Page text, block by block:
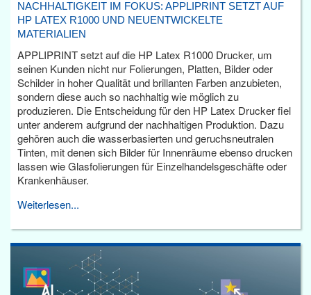
NACHHALTIGKEIT IM FOKUS: APPLIPRINT SETZT AUF
HP LATEX R1000 UND NEUENTWICKELTE
MATERIALIEN
APPLIPRINT setzt auf die HP Latex R1000 Drucker, um
seinen Kunden nicht nur Folierungen, Platten, Bilder oder
Schilder in hoher Qualität und brillanten Farben anzubieten,
sondern diese auch so nachhaltig wie möglich zu
produzieren. Die Entscheidung für den HP Latex Drucker fiel
unter anderem aufgrund der nachhaltigen Produktion. Dazu
gehören auch die wasserbasierten und geruchsneutralen
Tinten, mit denen sich Bilder für Innenräume ebenso drucken
lassen wie Glasfolierungen für Einzelhandelsgeschäfte oder
Krankenhäuser.
Weiterlesen...